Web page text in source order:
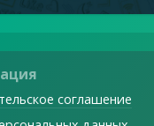
соглашение